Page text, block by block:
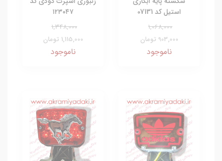
استیل کد 07131
1,068,000
903,000 تومان
ناموجود
۱۲۳۰۴۷
1,348,000
1,115,000 تومان
ناموجود